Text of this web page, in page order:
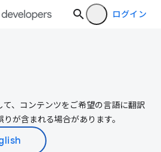
ログイン
、コンテンツをご希望の言語に翻訳
が含まれる場合があります。